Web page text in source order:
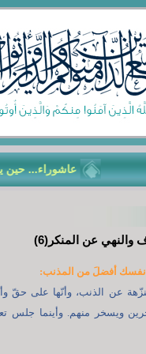
عاشوراء... حين
عن المنكر(6)
عن الذنب، وأنّها على حقّ
ويسخر منهم. وأينما جلس